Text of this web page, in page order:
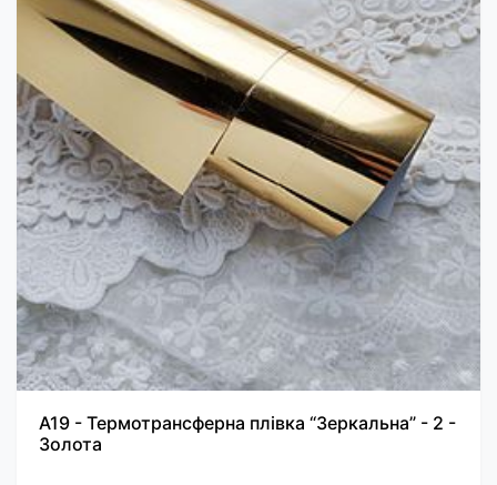
A19 - Термотрансферна плівка “Зеркальна” - 2 -
Золота